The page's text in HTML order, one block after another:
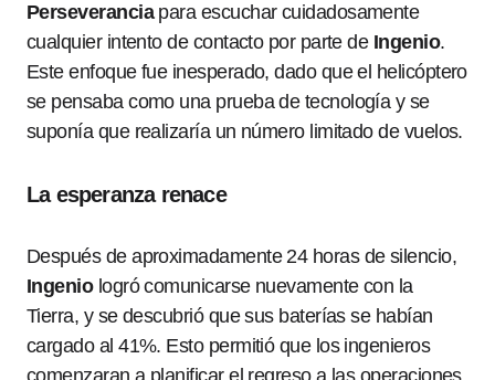
Perseveranciapara escuchar cuidadosamente
cualquier intento de contacto por parte de Ingenio.
Este enfoque fue inesperado, dado que el helicóptero
se pensaba como una prueba de tecnología y se
suponía que realizaría un número limitado de vuelos.
La esperanza renace
Después de aproximadamente 24 horas de silencio,
Ingeniologró comunicarse nuevamente con la
Tierra, y se descubrió que sus baterías se habían
cargado al 41%. Esto permitió que los ingenieros
comenzaran a planificar el regreso a las operaciones